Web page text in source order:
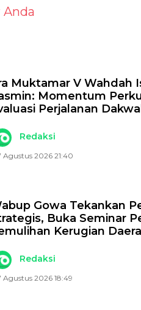
Muktamar V Wahdah
Momentum
Perjalanan
Redaksi
Agustus 2026 21:40
Gowa Tekankan
Buka Seminar
Kerugian
Redaksi
Agustus 2026 18:49